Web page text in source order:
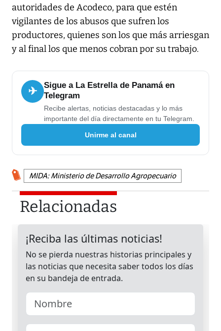
autoridades de Acodeco, para que estén
vigilantes de los abusos que sufren los
productores, quienes son los que más arriesgan
y al final los que menos cobran por su trabajo.
✈
Sigue a La Estrella de Panamá en
Telegram
Recibe alertas, noticias destacadas y lo más
importante del día directamente en tu Telegram.
Unirme al canal
MIDA: Ministerio de Desarrollo Agropecuario
Relacionadas